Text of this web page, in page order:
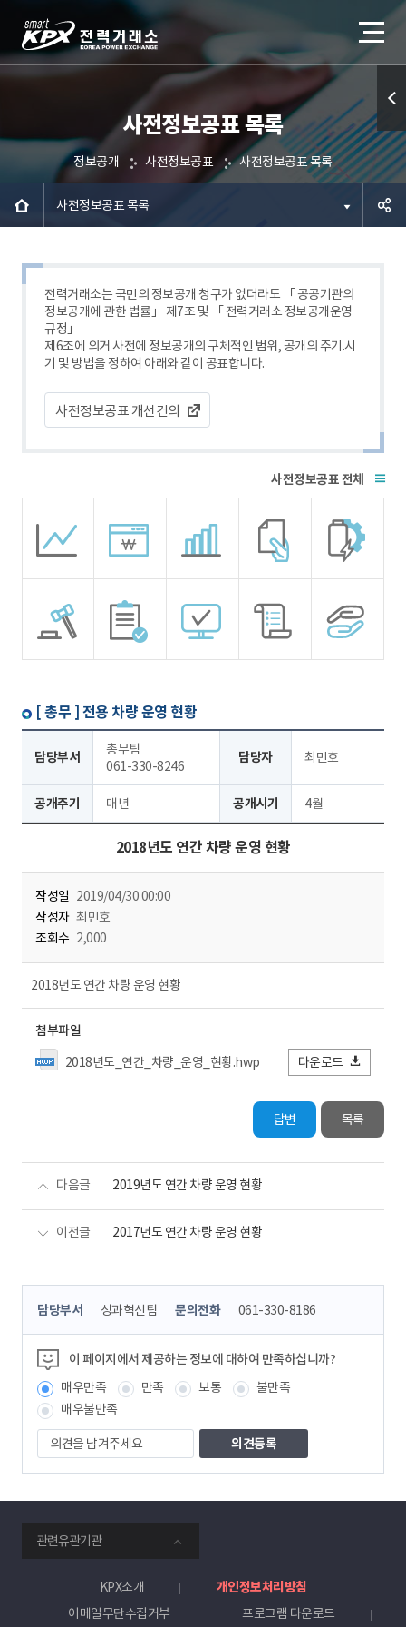
사전정보공표 목록
정보공개 사전정보공표 사전정보공표 목록
사전정보공표 목록
전력거래소는 국민의 정보공개 청구가 없더라도 「 공공기관의
정보공개에 관한 법률」 제7조 및 「 전력거래소 정보공개운영
규정」
제6조에 의거 사전에 정보공개의 구체적인 범위, 공개의 주기.시
기 및 방법을 정하여 아래와 같이 공표합니다.
사전정보공표 개선건의
전체
[ 총무 ] 전용 차량 운영 현황
담당부서
총무팀
061-330-8246
담당자 최민호
공개주기 매년 공개시기 4월
2018년도 연간 차량 운영 현황
작성일 2019/04/30 00:00
작성자 최민호
조회수 2,000
2018년도 연간 차량 운영 현황
첨부파일
2018년도_연간_차량_운영_현황.hwp
다운로드
답변 목록
다음글 2019년도 연간 차량 운영 현황
이전글 2017년도 연간 차량 운영 현황
콘
츠
정
보
책
임
자
담당부서 성과혁신팀 문의전화 061-330-8186
이 페이지에서 제공하는 정보에 대하여 만족하십니까?
매우만족
만족 보통
불만족
매우불만족
의
견
을
겨
주
세
요
관련유관기관
KPX소개
개인정보처리방침
이메일무단수집거부
프로그램 다운로드
퀵메
뉴 열
기